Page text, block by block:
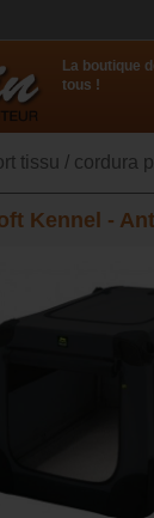
La boutique
tous !
tissu / cordura
Kennel -